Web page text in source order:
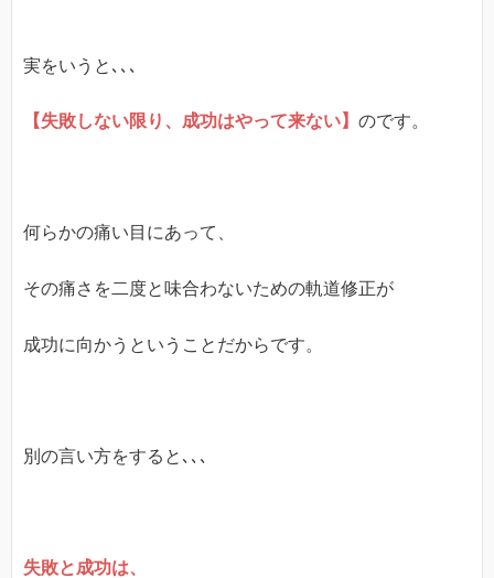
実をいうと､､､
【失敗しない限り、成功はやって来ない】 のです。
何らかの痛い目にあって、
その痛さを二度と味合わないための軌道修正が
成功に向かうということだからです。
別の言い方をすると､､､
失敗と成功は、